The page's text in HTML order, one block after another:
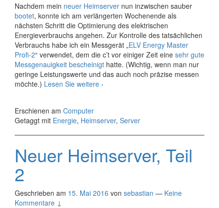
Nachdem mein neuer Heimserver nun inzwischen sauber
bootet, konnte ich am verlängerten Wochenende als
nächsten Schritt die Optimierung des elektrischen
Energieverbrauchs angehen. Zur Kontrolle des tatsächlichen
Verbrauchs habe ich ein Messgerät „ELV Energy Master
Profi-2“ verwendet, dem die c’t vor einiger Zeit eine sehr gute
Messgenauigkeit bescheinigt hatte. (Wichtig, wenn man nur
geringe Leistungswerte und das auch noch präzise messen
möchte.) Lesen Sie weitere Neuer
(Energieoptimierung
›
Erschienen am Computer
Getaggt mit Energie, Heimserver, Server
Neuer Heimserver, Teil
2
Geschrieben am 15. Mai 2016 von sebastian — Keine
Kommentare ↓